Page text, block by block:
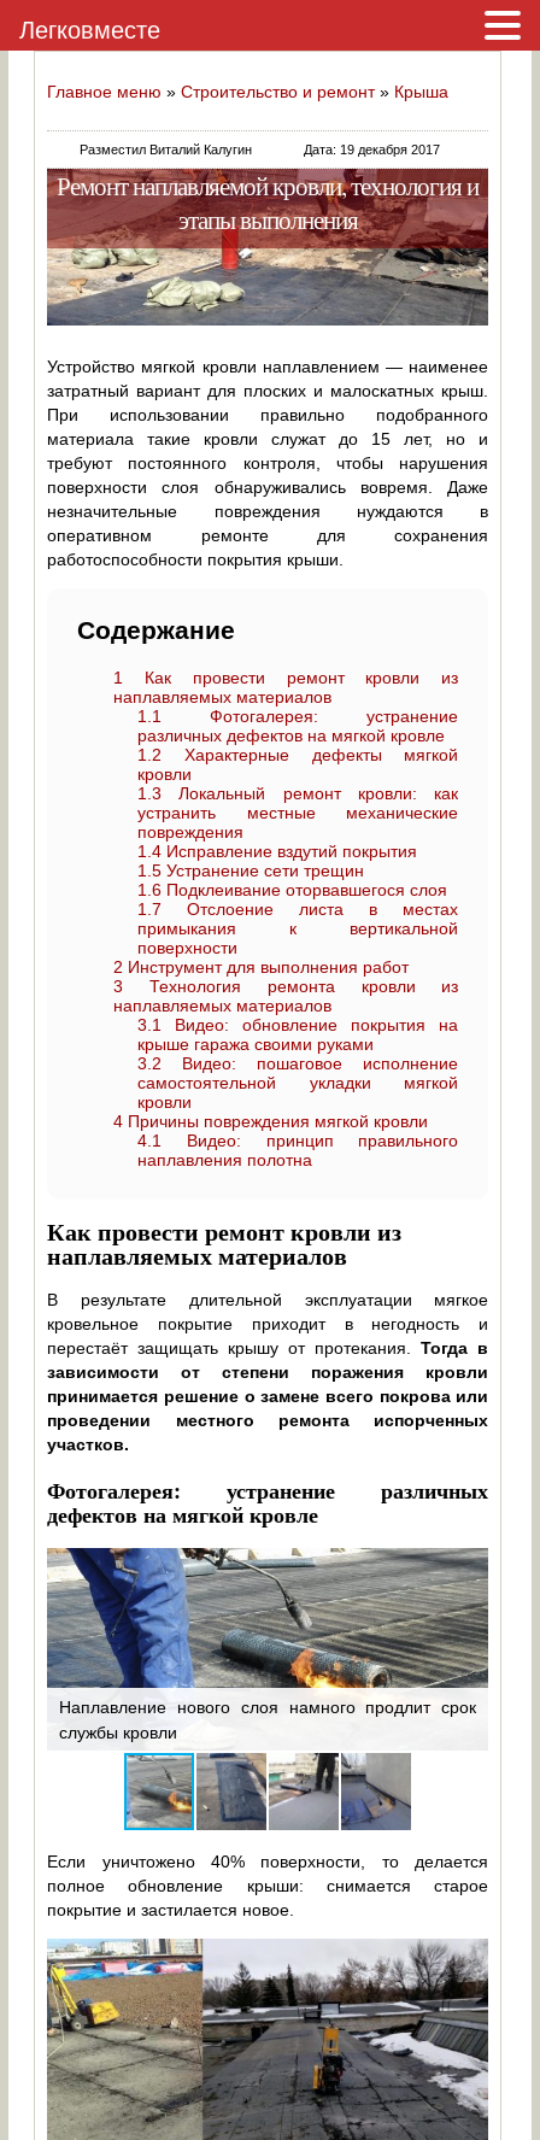
Главное меню »Строительство и ремонт» Крыша
Разместил Виталий Калугин Дата: 19 декабря 2017
Ремонт наплавляемой кровли, технология и
этапы выполнения
Устройство мягкой кровли наплавлением — наименее
затратный вариант для плоских и малоскатных крыш.
При использовании правильно подобранного
материала такие кровли служат до 15 лет, но и
требуют постоянного контроля, чтобы нарушения
поверхности слоя обнаруживались вовремя. Даже
незначительные повреждения нуждаются в
оперативном ремонте для сохранения
работоспособности покрытия крыши.
Содержание
1
Как провести ремонт кровли из
наплавляемых материалов
1.1
Фотогалерея: устранение
различных дефектов на мягкой кровле
1.2 Характерные дефекты мягкой
кровли
1.3 Локальный ремонт кровли: как
устранить местные механические
повреждения
1.4 Исправление вздутий покрытия
1.5 Устранение сети трещин
1.6 Подклеивание оторвавшегося слоя
1.7 Отслоение листа в местах
примыкания к вертикальной
поверхности
2 Инструмент для выполнения работ
3 Технология ремонта кровли из
наплавляемых материалов
3.1
Видео: обновление покрытия на
крыше гаража своими руками
3.2 Видео: пошаговое исполнение
самостоятельной укладки мягкой
кровли
4 Причины повреждения мягкой кровли
4.1
Видео: принцип правильного
наплавления полотна
Как провести ремонт кровли из
наплавляемых материалов
В результате длительной эксплуатации мягкое
кровельное покрытие приходит в негодность и
перестаёт защищать крышу от протекания.Тогда в
зависимости от степени поражения кровли
принимается решение о замене всего покрова или
проведении местного ремонта испорченных
участков.
Фотогалерея: устранение различных
дефектов на мягкой кровле
Наплавление нового слоя намного продлит срок
службы кровли
Если уничтожено 40% поверхности, то делается
полное обновление крыши: снимается старое
покрытие и застилается новое.
Легковместе